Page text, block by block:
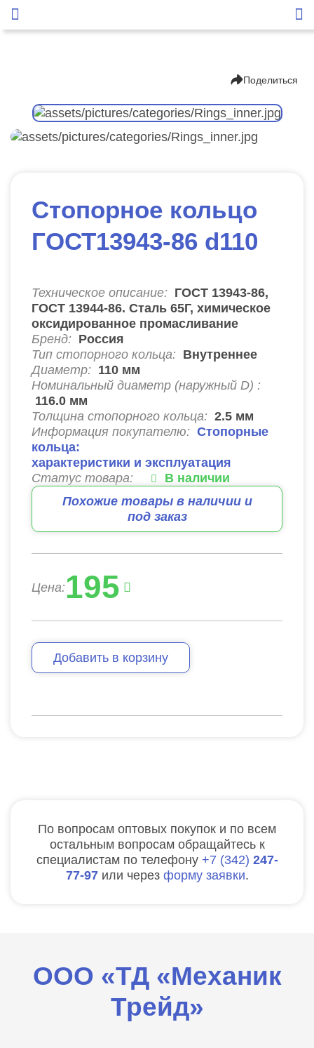
Поделиться
Стопорное кольцо
ГОСТ13943-86 d110
Техническое описание: ГОСТ 13943-86,
ГОСТ 13944-86. Сталь 65Г, химическое
оксидированное промасливание
Бренд: Россия
Тип стопорного кольца: Внутреннее
Диаметр: 110 мм
Номинальный диаметр (наружный D) :
116.0 мм
Толщина стопорного кольца: 2.5 мм
Информация покупателю: Стопорные
кольца:
характеристики и эксплуатация
Статус товара:
В наличии
Похожие товары в наличии и
под заказ
Цена:195
Добавить в корзину
По вопросам оптовых покупок и по всем
остальным вопросам обращайтесь к
специалистам по телефону
7 342 247-
77-97 или через форму заявки.
ООО «ТД «Механик
Трейд»